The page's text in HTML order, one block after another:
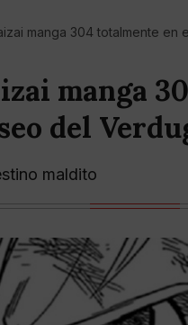
manga 304 totalmente en
manga
del
maldito